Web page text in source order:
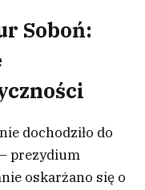
Soboń:
dochodziło do
prezydium
oskarżano się o